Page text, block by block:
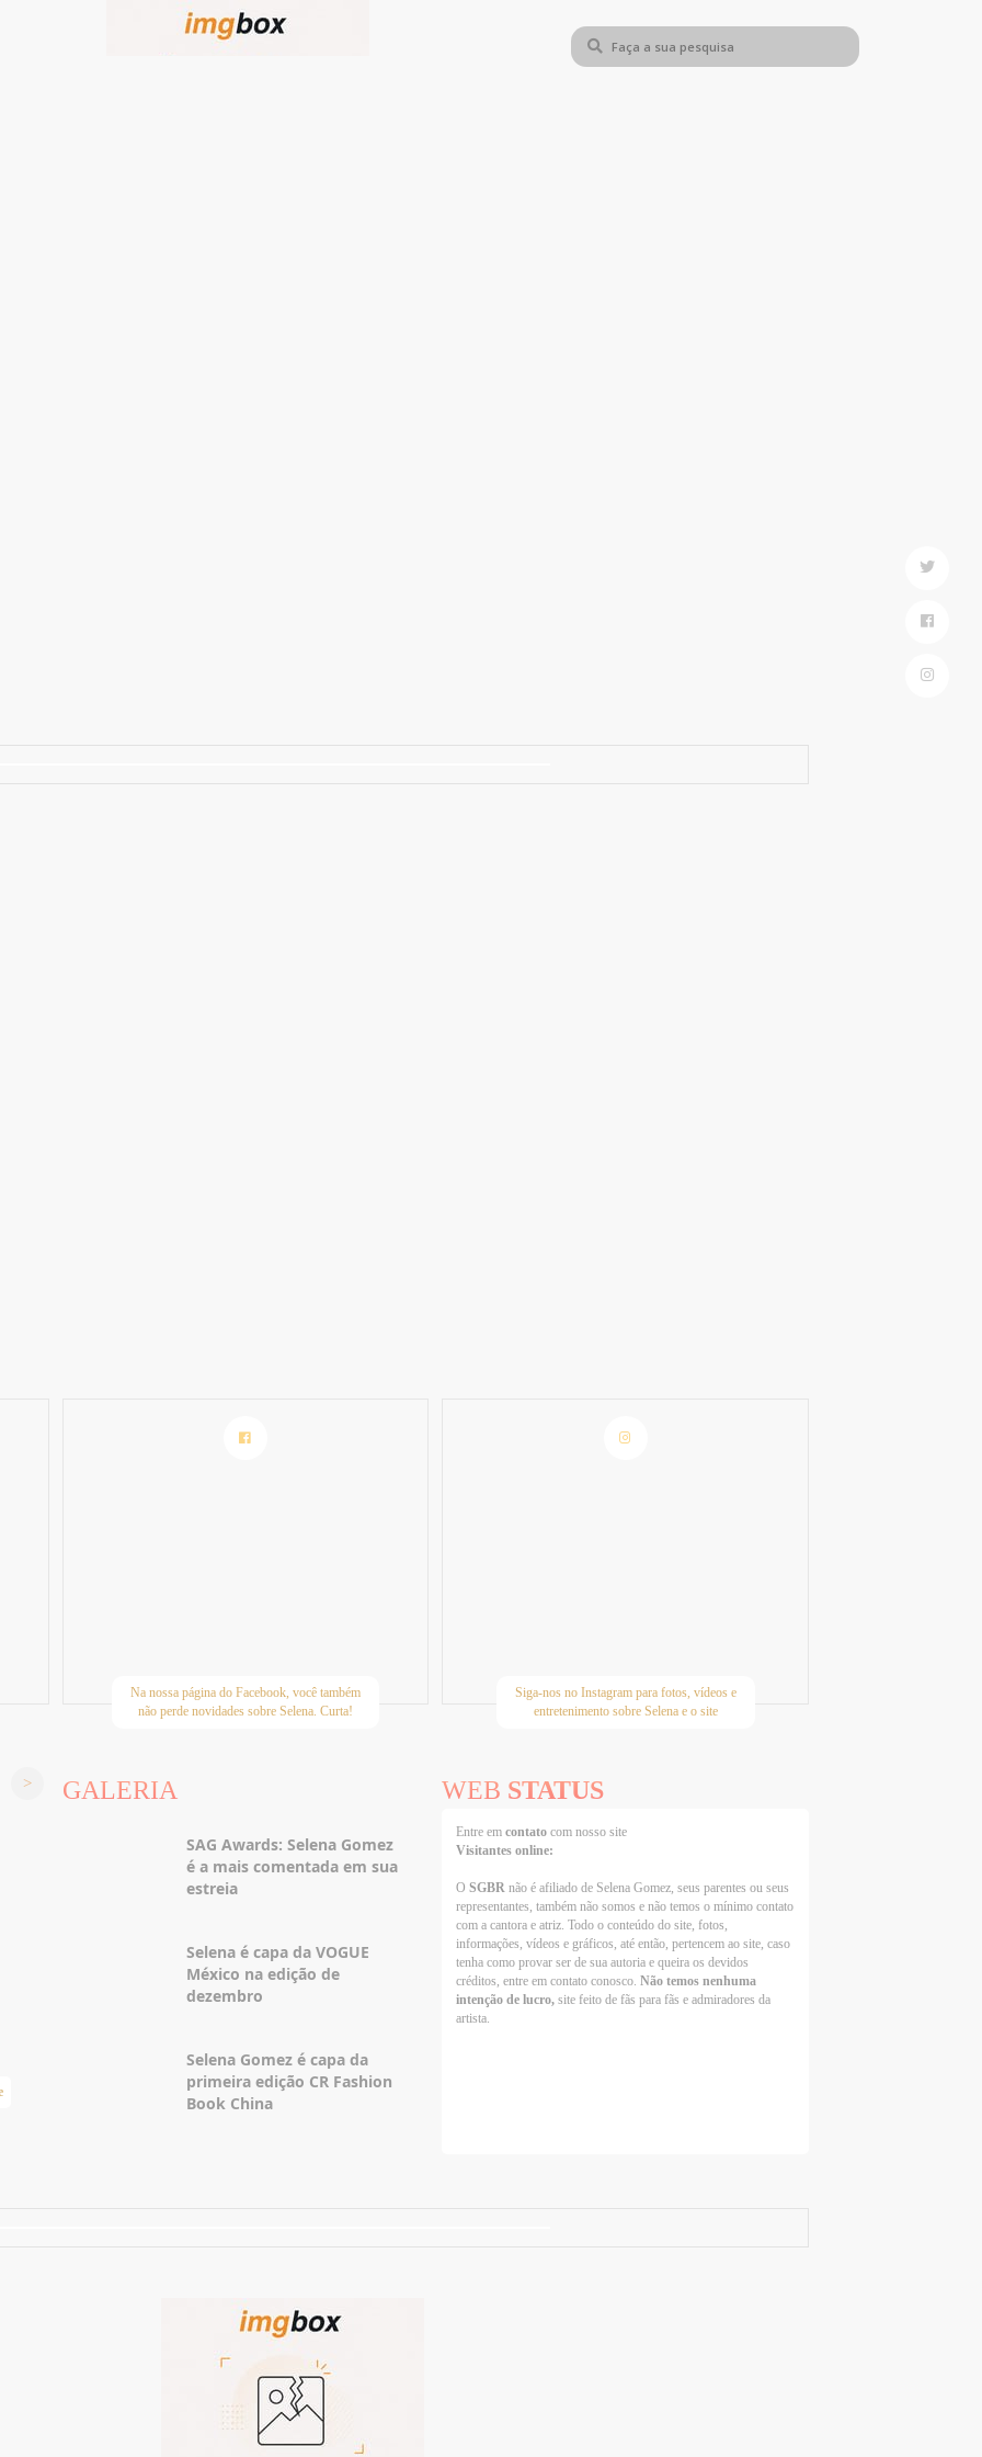
Na nossa página do Facebook, você também
não perde novidades sobre Selena. Curta!
Siga-nos no Instagram para fotos, vídeos e
entretenimento sobre Selena e o site
Taylor Swift Brasil
GALERIA
SAG Awards: Selena Gomez
é a mais comentada em sua
estreia
Selena é capa da VOGUE
México na edição de
dezembro
Selena Gomez é capa da
primeira edição CR Fashion
Book China
WEB STATUS
Entre emcontatocom nosso site
Visitantes online:
OSGBR não é afiliado de Selena Gomez, seus parentes ou seus
representantes, também não somos e não temos o mínimo contato
com a cantora e atriz. Todo o conteúdo do site, fotos,
informações, vídeos e gráficos, até então, pertencem ao site, caso
tenha como provar ser de sua autoria e queira os devidos
créditos, entre em contato conosco.Não temos nenhuma
intenção de lucro,site feito de fãs para fãs e admiradores da
artista.